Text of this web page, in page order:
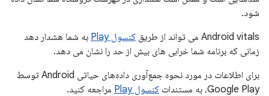
شود.
Android vitals می تواند از طریق
کنسول Play
به شما هشدار دهد
زمانی که برنامه شما خرابی های بیش از حد را نشان می دهد.
برای اطلاعات در مورد نحوه جمع‌آوری داده‌های حیاتی Android توسط
Google Play، به مستندات
کنسول Play مراجعه کنید.